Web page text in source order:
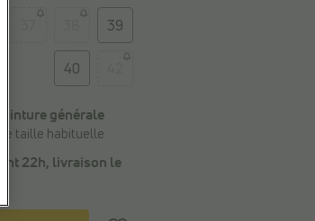
39
40
générale
taille habituelle
22h, livraison le